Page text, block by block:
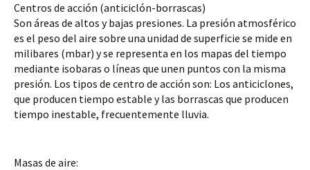
Centros de acción (anticiclón-borrascas)
Son áreas de altos y bajas presiones. La presión atmosférico
es el peso del aire sobre una unidad de superficie se mide en
milibares (mbar) y se representa en los mapas del tiempo
mediante isobaras o líneas que unen puntos con la misma
presión. Los tipos de centro de acción son: Los anticiclones,
que producen tiempo estable y las borrascas que producen
tiempo inestable, frecuentemente lluvia.
Masas de aire: